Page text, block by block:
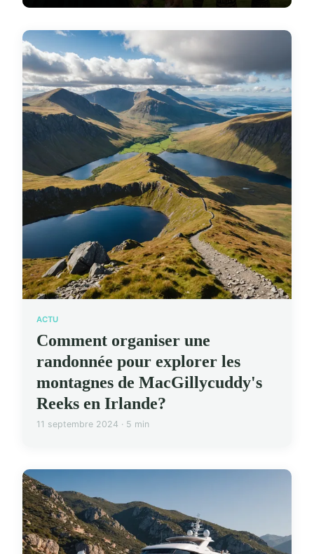
ACTU
Comment organiser une
randonnée pour explorer les
montagnes de MacGillycuddy's
Reeks en Irlande?
11 septembre 2024 · 5 min